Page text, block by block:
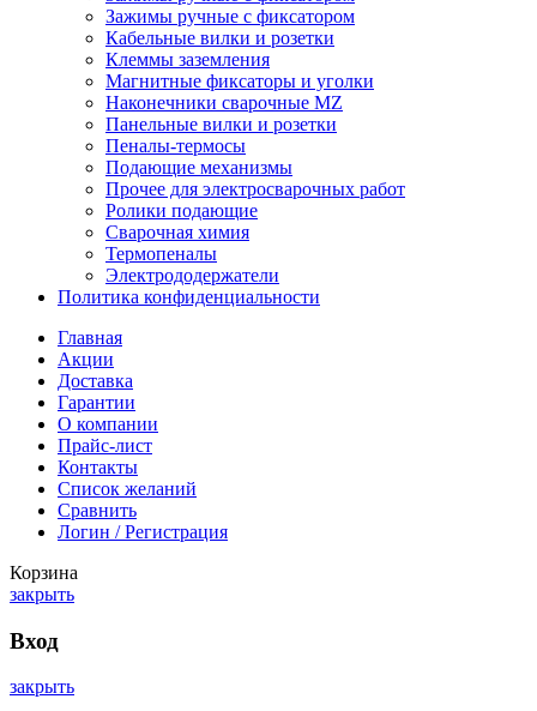
Зажимы ручные с фиксатором
Кабельные вилки и розетки
Клеммы заземления
Магнитные фиксаторы и уголки
Наконечники сварочные MZ
Панельные вилки и розетки
Пеналы-термосы
Подающие механизмы
Прочее для электросварочных работ
Ролики подающие
Сварочная химия
Термопеналы
Электрододержатели
Политика конфиденциальности
Главная
Акции
Доставка
Гарантии
О компании
Прайс-лист
Контакты
Список желаний
Сравнить
Логин / Регистрация
Корзина
закрыть
Вход
закрыть